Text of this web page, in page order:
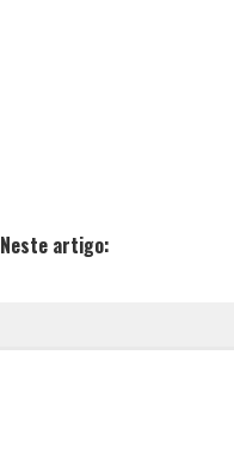
Neste artigo: